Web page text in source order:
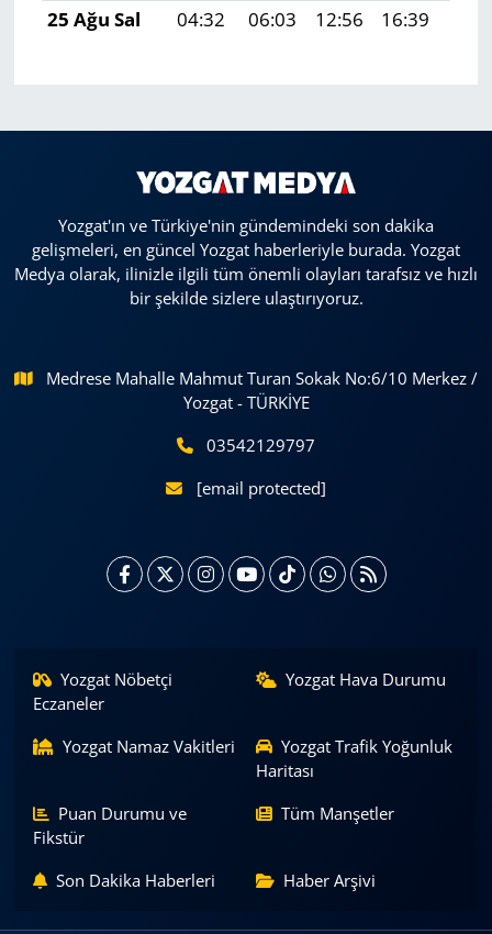
25 Ağu Sal
04:32 06:03 12:56 16:39
Yozgat'ın ve Türkiye'nin gündemindeki son dakika
gelişmeleri, en güncel Yozgat haberleriyle burada. Yozgat
Medya olarak, ilinizle ilgili tüm önemli olayları tarafsız ve hızlı
bir şekilde sizlere ulaştırıyoruz.
Medrese Mahalle Mahmut Turan Sokak No:6/10 Merkez /
Yozgat - TÜRKİYE
03542129797
[email protected]
Yozgat Nöbetçi
Eczaneler
Yozgat Hava Durumu
Yozgat Namaz Vakitleri
Yozgat Trafik Yoğunluk
Haritası
Puan Durumu ve
Fikstür
Tüm Manşetler
Son Dakika Haberleri Haber Arşivi